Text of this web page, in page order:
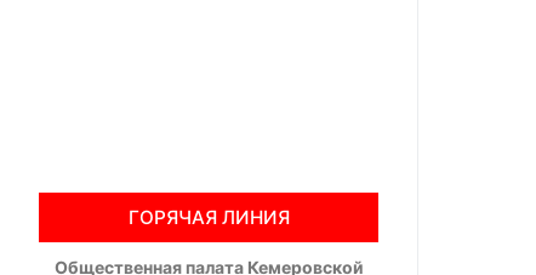
ГОРЯЧАЯ ЛИНИЯ
Общественная палата Кемеровской